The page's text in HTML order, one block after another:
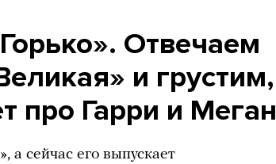
Отвечаем
и грустим,
про Гарри и Меган
а сейчас его выпускает